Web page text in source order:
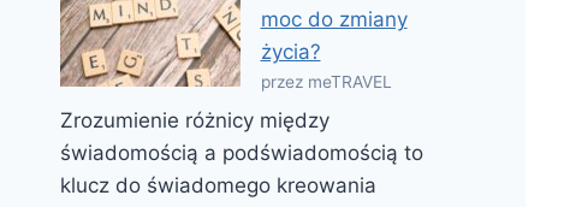
moc do zmiany
życia?
przez meTRAVEL
Zrozumienie różnicy między
świadomością a podświadomością to
klucz do świadomego kreowania